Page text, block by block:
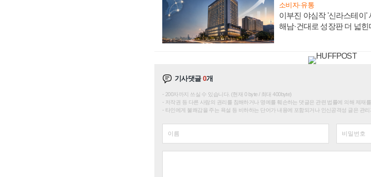
소비자·유통
이부진 야심작 '신라스테이'
해남·건대로 성장판 더 넓힌
기사댓글0개
200자까지 쓰실 수 있습니다. (현재 0 byte / 최대 400byte)
저작권 등 다른 사람의 권리를 침해하거나 명예를 훼손하는 댓글은 관련 법률에 의해 제재
타인에게 불쾌감을 주는 욕설 등 비하하는 단어가 내용에 포함되거나 인신공격성 글은 관